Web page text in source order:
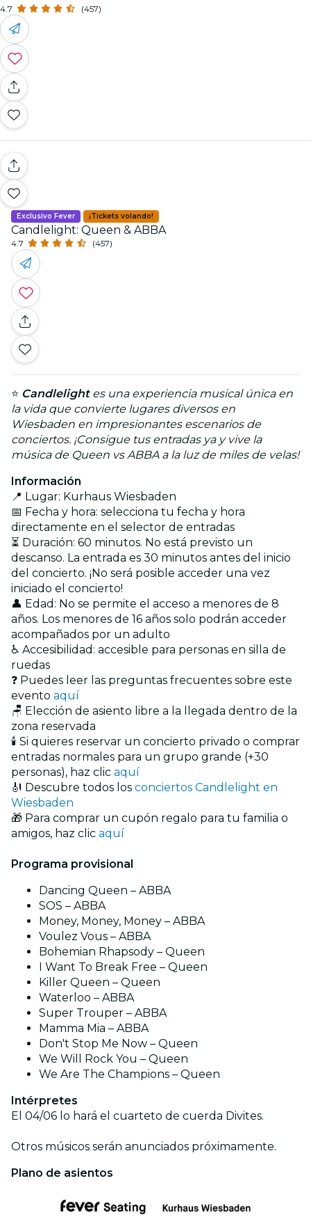
4.7 (457)
Exclusivo Fever ¡Tickets volando!
Candlelight: Queen & ABBA
4.7 (457)
⭐ Candlelightes una experiencia musical única en
la vida que convierte lugares diversos en
Wiesbaden en impresionantes escenarios de
conciertos. ¡Consigue tus entradas ya y vive la
música de Queen vs ABBA a la luz de miles de velas!
Información
📍 Lugar: Kurhaus Wiesbaden
📅 Fecha y hora: selecciona tu fecha y hora
directamente en el selector de entradas
⏳ Duración: 60 minutos. No está previsto un
descanso. La entrada es 30 minutos antes del inicio
del concierto. ¡No será posible acceder una vez
iniciado el concierto!
👤 Edad: No se permite el acceso a menores de 8
años. Los menores de 16 años solo podrán acceder
acompañados por un adulto
♿ Accesibilidad: accesible para personas en silla de
ruedas
❓ Puedes leer las preguntas frecuentes sobre este
evento aquí
🪑 Elección de asiento libre a la llegada dentro de la
zona reservada
🕯️ Si quieres reservar un concierto privado o comprar
entradas normales para un grupo grande (+30
personas), haz clic aquí
🎻 Descubre todos los conciertos Candlelight en
Wiesbaden
🎁 Para comprar un cupón regalo para tu familia o
amigos, haz clic aquí
Programa provisional
Dancing Queen – ABBA
SOS – ABBA
Money, Money, Money – ABBA
Voulez Vous – ABBA
Bohemian Rhapsody – Queen
I Want To Break Free – Queen
Killer Queen – Queen
Waterloo – ABBA
Super Trouper – ABBA
Mamma Mia – ABBA
Don't Stop Me Now – Queen
We Will Rock You – Queen
We Are The Champions – Queen
Intérpretes
El 04/06 lo hará el cuarteto de cuerda Divites.
Otros músicos serán anunciados próximamente.
Plano de asientos